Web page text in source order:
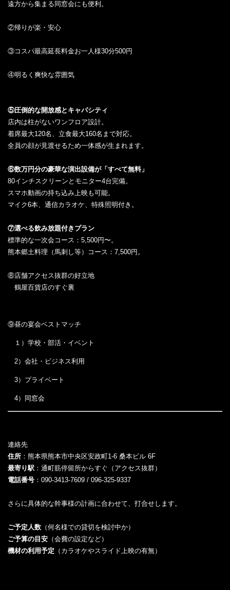
遠方から集まる同窓会にも便利。
②帰りが楽・安心
③コスパ最高延長料金お一人様30分500円
④明るく爽快な雰囲気
⑤圧倒的な開放感とキャパシティ
店内は柱がないワンフロア設計。
着席最大120名、立食最大160名まで対応。
全員の顔が見渡せるため一体感が生まれます。
⑥数万円分の豪華な演出設備が「すべて無料」
80インチスクリーンとモニター4台完備。
スマホ動画の持ち込み上映も可能。
マイク6本、通信カラオケ、特殊照明付き。
⑦選べる飲み放題付きプラン
標準的な一次会コース：5,500円〜。
熊本郷土料理（馬刺し等）コース：7,500円。
⑧店舗アクセス抜群の好立地
鶴屋百貨店のすぐ裏
⑨昼の宴会ベストマッチ
１）学校・部活・イベント
2）会社・ビジネス利用
3）プライベート
4）同窓会
連絡先
住所 ：熊本県熊本市中央区安政町1-6 桑本ビル 6F
最寄り駅 ：通町筋停留所からすぐ（アクセス抜群）
電話番号 ：090-3413-7609 / 096-325-9337
さらに具体的な幹事様の計画に合わせて、打合せします。
ご予定人数 （何名様での貸切を検討中か）
ご予算の目安 （会費の設定など）
機材の利用予定 （カラオケやスライド上映の有無）